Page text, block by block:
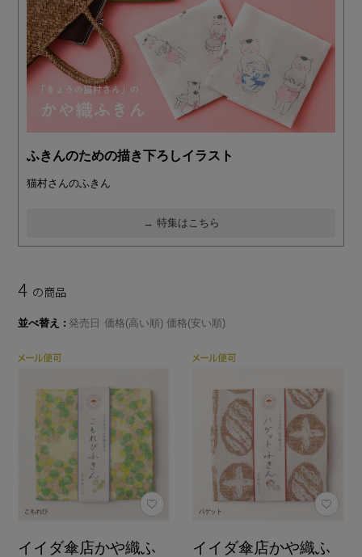
ふきんのための描き下ろしイラスト
猫村さんのふきん
→ 特集はこちら
4 の商品
並べ替え 発売日 価格(高い順) 価格(安い順)
イイダ傘店かや織ふ
イイダ傘店かや織ふ